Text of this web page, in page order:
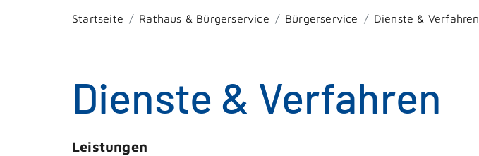
Startseite Rathaus & Bürgerservice Bürgerservice Dienste & Verfahren
Dienste & Verfahren
Leistungen